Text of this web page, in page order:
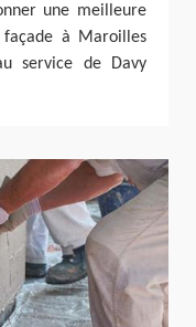
une meilleure
à Maroilles
service de Davy